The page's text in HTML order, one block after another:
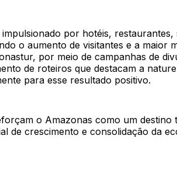
por hotéis,
o aumento de visitantes e a maior
por meio de campanhas de
de roteiros que destacam a
para esse resultado positivo.
o Amazonas como um destino
de crescimento e consolidação da